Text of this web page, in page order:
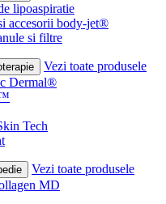
lipoaspiratie
accesorii body-jet®
si filtre
Vezi toate produsele
Dermal®
Tech
Vezi toate produsele
MD